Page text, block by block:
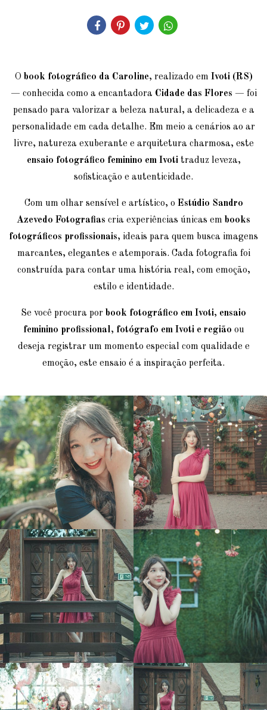
O book fotográfico da Caroline, realizado em Ivoti (RS)
— conhecida como a encantadora Cidade das Flores — foi
pensado para valorizar a beleza natural, a delicadeza e a
personalidade em cada detalhe. Em meio a cenários ao ar
livre, natureza exuberante e arquitetura charmosa, este
ensaio fotográfico feminino em Ivotitraduz leveza,
sofisticação e autenticidade.
Com um olhar sensível e artístico, o Estúdio Sandro
Azevedo Fotografias cria experiências únicas em books
fotográficos profissionais, ideais para quem busca imagens
marcantes, elegantes e atemporais. Cada fotografia foi
construída para contar uma história real, com emoção,
estilo e identidade.
Se você procura por book fotográfico em Ivoti, ensaio
feminino profissional, fotógrafo em Ivoti e região ou
deseja registrar um momento especial com qualidade e
emoção, este ensaio é a inspiração perfeita.